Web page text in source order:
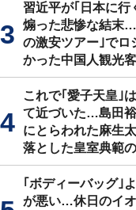
習近平が｢日本に行
煽った悲惨な結末…
の激安ツアー｣でロ
かった中国人観光
これで｢愛子天皇｣
て近づいた…島田
にとらわれた麻生
落とした皇室典範
｢ボディーバッグ｣
が悪い…休日のイ